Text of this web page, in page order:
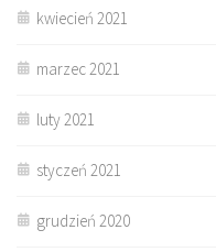
kwiecień 2021
marzec 2021
luty 2021
styczeń 2021
grudzień 2020